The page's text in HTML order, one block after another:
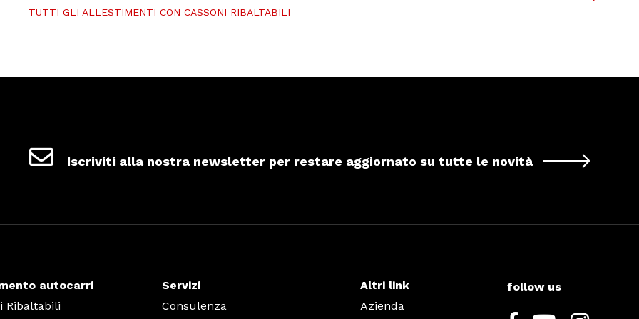
TUTTI GLI ALLESTIMENTI CON CASSONI RIBALTABILI
Iscriviti alla nostra newsletter per restare aggiornato su tutte le novità
autocarri
Ribaltabili
Servizi
Consulenza
Altri link
Azienda
follow us